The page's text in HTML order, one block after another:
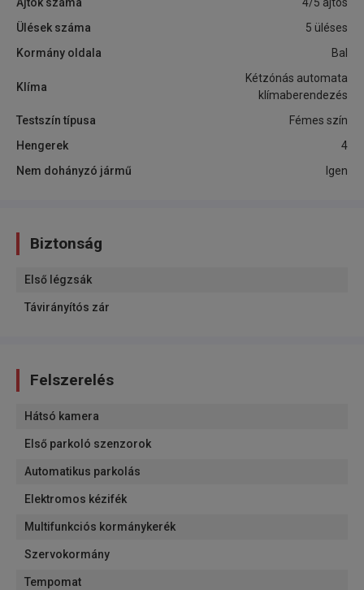
Ülések száma
5 üléses
Kormány oldala
Bal
Klíma
Kétzónás automata
klímaberendezés
Testszín típusa
Fémes szín
Hengerek
4
Nem dohányzó jármű
Igen
Biztonság
Első légzsák
Távirányítós zár
Felszerelés
Hátsó kamera
Első parkoló szenzorok
Automatikus parkolás
Elektromos kézifék
Multifunkciós kormánykerék
Szervokormány
Tempomat